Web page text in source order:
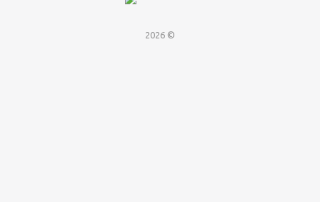
2026 ©